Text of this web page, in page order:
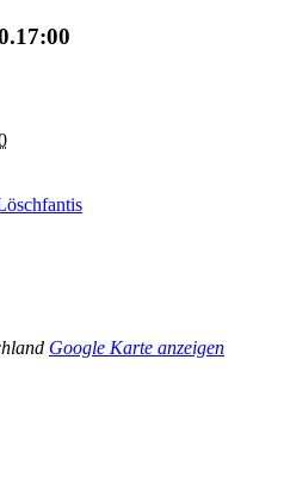
.17:00
Google Karte anzeigen